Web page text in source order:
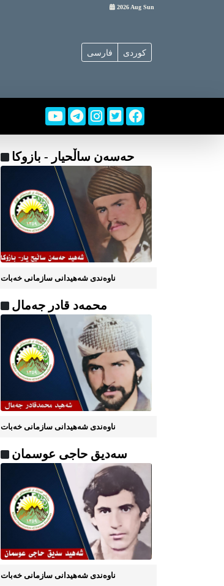
2026 Aug Sun
فارسی کوردی
حه‌سه‌ن ساڵحیار - بازوکا
ناوه‌ندی شه‌هیدانی سازمانی خه‌بات
محمه‌د قادر جه‌مال
ناوه‌ندی شه‌هیدانی سازمانی خه‌بات
سه‌دیق حاجی عوسمان
ناوه‌ندی شه‌هیدانی سازمانی خه‌بات